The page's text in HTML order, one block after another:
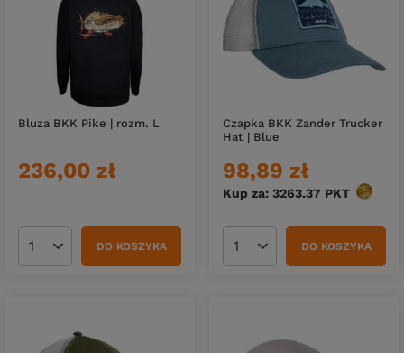
Bluza BKK Pike | rozm. L
236,00 zł
Ilość produktówDO KOSZYKA
Czapka BKK Zander Trucker
Hat | Blue
98,89 zł
Kup za: 3263.37 PKT
Ilość produktówDO KOSZYKA